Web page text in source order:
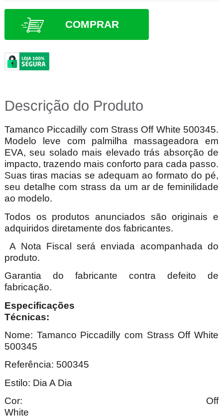
COMPRAR
Descrição do Produto
Tamanco Piccadilly com Strass Off White 500345.
Modelo leve com palmilha massageadora em
EVA, seu solado mais elevado trás absorção de
impacto, trazendo mais conforto para cada passo.
Suas tiras macias se adequam ao formato do pé,
seu detalhe com strass da um ar de feminilidade
ao modelo.
Todos os produtos anunciados são originais e
adquiridos diretamente dos fabricantes.
A Nota Fiscal será enviada acompanhada do
produto.
Garantia do fabricante contra defeito de
fabricação.
Especificações
Nome: Tamanco Piccadilly com Strass Off White
500345
Referência: 500345
Estilo: Dia A Dia
Cor: Off